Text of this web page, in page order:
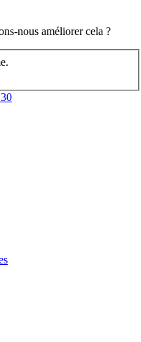
nous améliorer cela ?